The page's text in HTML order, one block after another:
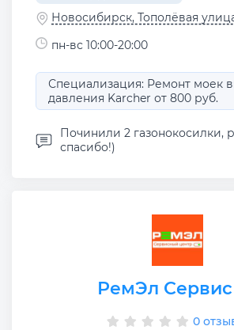
Новосибирск, Тополёвая
пн-вс 10:00-20:00
Специализация: Ремонт моек
давления Karcher от 800 руб.
Починили 2 газонокосилки,
спасибо!)
РемЭл Сервис
0